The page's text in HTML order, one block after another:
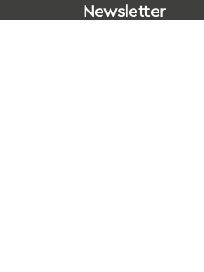
Newsletter